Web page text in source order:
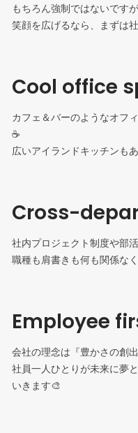
もちろん強制ではないです
笑顔を広げるなら、まずは
Cool office
カフェ＆バーのようなオフ
☕
広いアイランドキッチンも
Cross-
社内プロジェクト制度や部
職種も肩書きも何も関係な
Employee
会社の理念は『豊かさの創出
社員一人ひとりが未来に夢
いきます🎨